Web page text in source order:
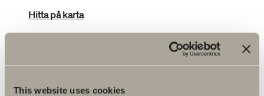
This website uses cookies
Hitta på karta
Deltar i kampanjer